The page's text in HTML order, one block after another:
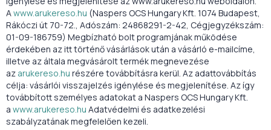
Awww.arukereso.hu (Naspers OCS Hungary Kft. 1074 Budapest,
Rákóczi út 70-72., Adószám: 24868291-2-42, Cégjegyzékszám:
01-09-186759) Megbízható bolt programjának működése
érdekében az itt történő vásárlások után a vásárló e-mailcíme,
illetve az általa megvásárolt termék megnevezése
az arukereso.hu részére továbbításra kerül. Az adattovábbítás
célja: vásárlói visszajelzés igénylése és megjelenítése. Az így
továbbított személyes adatokat a Naspers OCS Hungary Kft.
a www.arukereso.hu Adatvédelmi és adatkezelési
szabályzatának megfelelően kezeli.